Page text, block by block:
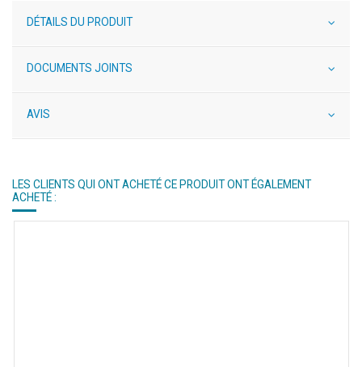
DÉTAILS DU PRODUIT
DOCUMENTS JOINTS
AVIS
LES CLIENTS QUI ONT ACHETÉ CE PRODUIT ONT ÉGALEMENT
ACHETÉ :